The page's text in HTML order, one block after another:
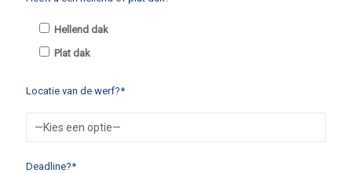
Hellend dak
Plat dak
Locatie van de werf?*
Deadline?*